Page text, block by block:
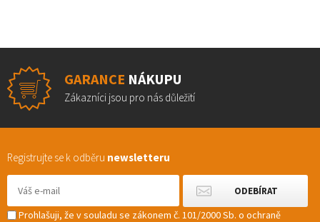
GARANCE NÁKUPU
Zákazníci jsou pro nás důležití
Registrujte se k odběru newsletteru
Prohlašuji, že v souladu se zákonem č. 101/2000 Sb. o ochraně